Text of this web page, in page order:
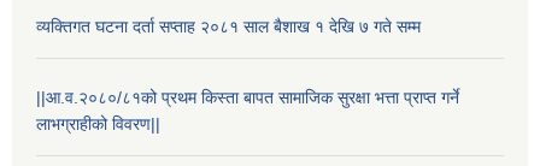
व्यक्तिगत घटना दर्ता सप्ताह २०८१ साल बैशाख १ देखि ७ गते सम्म
||आ.व.२०८०/८१को प्रथम किस्ता बापत सामाजिक सुरक्षा भत्ता प्राप्त गर्ने
लाभग्राहीको विवरण||